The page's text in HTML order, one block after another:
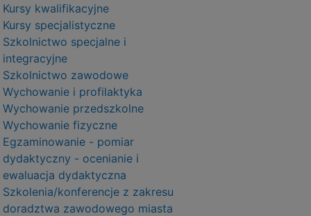
Kursy kwalifikacyjne
Kursy specjalistyczne
Szkolnictwo specjalne i
integracyjne
Szkolnictwo zawodowe
Wychowanie i profilaktyka
Wychowanie przedszkolne
Wychowanie fizyczne
Egzaminowanie - pomiar
dydaktyczny - ocenianie i
ewaluacja dydaktyczna
Szkolenia/konferencje z zakresu
doradztwa zawodowego miasta